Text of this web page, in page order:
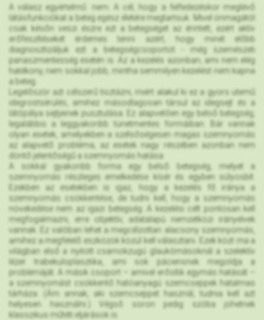
A válasz egyértelmű: nem. A cél, hogy a felfedezéskor meglévő
látásfunkciókat a beteg egész életére megtartsuk. Mivel önmagától
csak későn veszi észre ezt a betegséget az érintett, ezért aktív
erőfeszítéseket érdemes tenni azért, hogy minél előbb
diagnosztizáljuk ezt a betegségcsoportot - még szemészeti
panaszmentesség esetén is. Az a kezelés azonban, ami nem elég
hatékony, nem sokkal jobb, mintha semmilyen kezelést nem kapna
a beteg.
Legelőször azt célszerű tisztázni, miért alakul ki ez a gyors ütemű
idegrostsérülés, amihez másodlagosan társul az idegsejt és a
látópálya sejtjeinek pusztulása. Ez alapvetően egy belső betegség,
legalábbis a leggyakoribb tünetmentes formáiban. Bár vannak
olyan esetek, amelyekben a szélsőségesen magas szemnyomás
az alapvető probléma, az esetek nagy részében azonban nem
döntő jelentőségű a szemnyomás hatása.
A sokkal gyakoribb forma egy belső betegség, melyet a
szemnyomás részleges emelkedése kísér és egyben súlyosbít.
Ezekben az esetekben is igaz, hogy a kezelés fő iránya a
szemnyomás csökkentése, de tudni kell, hogy a szemnyomás
növekedése nem az igazi betegség. A kezelési célt pontosan kell
megfogalmazni, erre objektív, adatalapú nemzetközi irányelvek
vannak. Ez valóban lehet a megcélzottan alacsony szemnyomás,
amihez a megfelelő eszközök közül kell választani. Ezek közt ma a
világban első a nyitott csarnokzugú glaukómásoknál a szelektív
lézer trabekuloplasztika, ami sok páciensnek megoldja a
problémáját. A másik csoport – amivel erősítik egymás hatását –
a szemnyomást csökkentő hatóanyagú szemcseppek hatalmas
tárháza. (Ám annak, aki szemcseppet használ, tudnia kell azt
helyesen használni.) Végső soron pedig szóba jöhetnek
klasszikus műtéti eljárások is.